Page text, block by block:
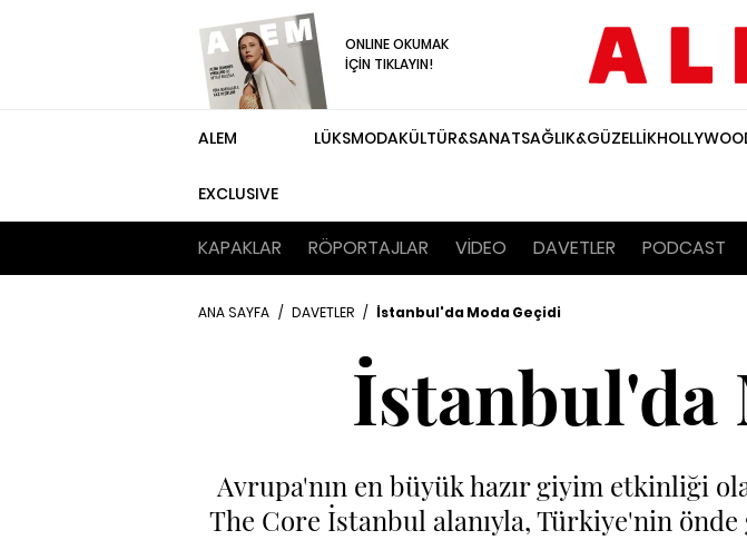
ONLINE OKUMAK
İÇİN TIKLAYIN!
ALEM
EXCLUSIVE
LÜKSMODAKÜLTÜR&SANATSAĞLIK&GÜZELLİK
KAPAKLAR RÖPORTAJLAR VİDEO DAVETLER PODCAST
ANA SAYFA / DAVETLER / İstanbul'da Moda Geçidi
İstanbul'da
Avrupa'nın en büyük hazır giyim etkinliği
The Core İstanbul alanıyla, Türkiye'nin önde